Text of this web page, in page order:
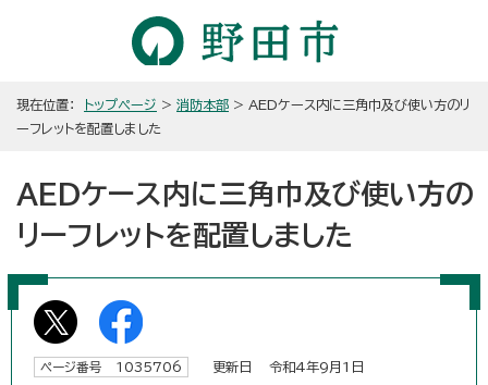
現在位置： トップページ > 消防本部 > AEDケース内に三角巾及び使い方のリ
ーフレットを配置しました
AEDケース内に三角巾及び使い方の
リーフレットを配置しました
ページ番号 1035706 更新日 令和4年9月1日